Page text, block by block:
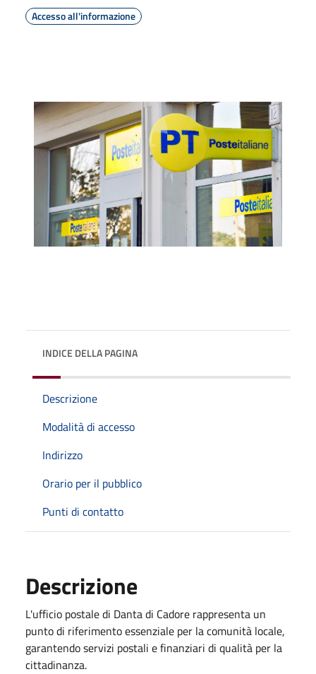
Accesso all'informazione
INDICE DELLA PAGINA
Descrizione
Modalità di accesso
Indirizzo
Orario per il pubblico
Punti di contatto
Descrizione
L'ufficio postale di Danta di Cadore rappresenta un
punto di riferimento essenziale per la comunità locale,
garantendo servizi postali e finanziari di qualità per la
cittadinanza.